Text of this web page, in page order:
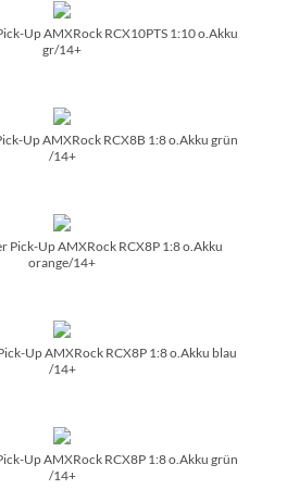
Up AMXRock RCX10PTS 1:10 o.Akku
gr/­14+
Up AMXRock RCX8B 1:8 o.Akku grün
/­14+
Pick-Up AMXRock RCX8P 1:8 o.Akku
orange/­14+
Up AMXRock RCX8P 1:8 o.Akku blau
/­14+
Up AMXRock RCX8P 1:8 o.Akku grün
/­14+